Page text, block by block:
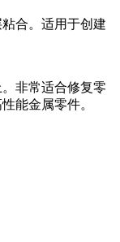
合。适用于创建
非常适合修复零
能金属零件。